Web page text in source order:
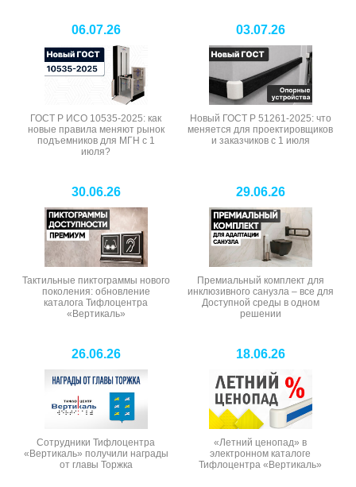
06.07.26
ГОСТ Р ИСО 10535-2025: как
новые правила меняют рынок
подъемников для МГН с 1
июля?
03.07.26
Новый ГОСТ Р 51261-2025: что
меняется для проектировщиков
и заказчиков с 1 июля
30.06.26
Тактильные пиктограммы нового
поколения: обновление
каталога Тифлоцентра
«Вертикаль»
29.06.26
Премиальный комплект для
инклюзивного санузла – все для
Доступной среды в одном
решении
26.06.26
Сотрудники Тифлоцентра
«Вертикаль» получили награды
от главы Торжка
18.06.26
«Летний ценопад» в
электронном каталоге
Тифлоцентра «Вертикаль»